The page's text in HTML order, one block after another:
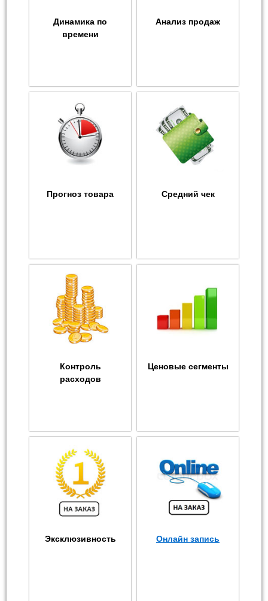
Динамика по
времени
Анализ продаж
Прогноз товара Средний чек
Контроль
расходов
Ценовые сегменты
Эксклюзивность Онлайн запись